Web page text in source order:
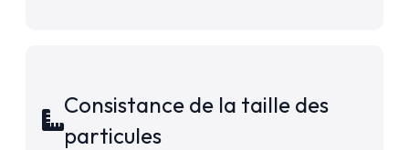
Consistance de la taille des
particules